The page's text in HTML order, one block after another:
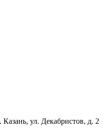
Казань, ул. Декабристов, д. 2